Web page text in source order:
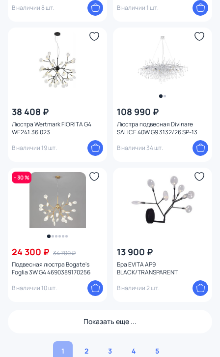
В наличии 8 шт.
В наличии 1 шт.
38 408 ₽
Люстра Wertmark FIORITA G4
WE241.36.023
В наличии 19 шт.
108 990 ₽
Люстра подвесная Divinare
SALICE 40W G9 3132/26 SP-13
В наличии 34 шт.
- 30 %
24 300 ₽ 34 700 ₽
Подвесная люстра Bogate's
Foglia 3W G4 4690389170256
В наличии 10 шт.
13 900 ₽
Бра EVITA AP9
BLACK/TRANSPARENT
В наличии 2 шт.
Показать еще ...
1 2 3 4 5